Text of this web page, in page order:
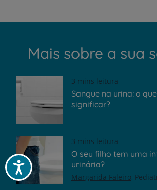
Acessibilidade
Mais sobre a sua
3 mins leitura
Sangue na urina: o
significar?
3 mins leitura
O seu filho tem uma
urinária?
Margarida Faleiro